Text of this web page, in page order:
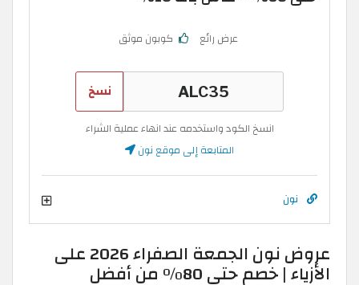
كوبون موثق
نسخ
انسخ الكود واستخدمه عند انهاء عملية الشراء
المتابعة إلى موقع نون
عروض نون الجمعة الصفراء 2026 على
الأزياء | خصم حتى 80% من أفضل